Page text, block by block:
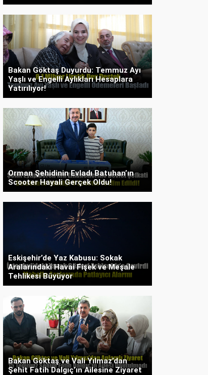
Bakan Göktaş Duyurdu: Temmuz Ayı
Yaşlı ve Engelli Aylıkları Hesaplara
Yatırılıyor!
Orman Şehidinin Evladı Batuhan’ın
Scooter Hayali Gerçek Oldu!
Eskişehir’de Yaz Kabusu: Sokak
Aralarındaki Havai Fişek ve Meşale
Tehlikesi Büyüyor
Bakan Göktaş ve Vali Yılmaz’dan
Şehit Fatih Dalgıç’ın Ailesine Ziyaret